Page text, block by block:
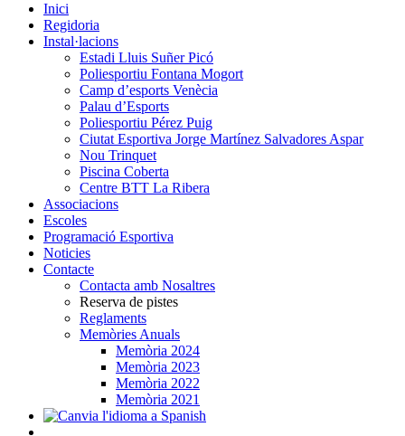
Inici
Regidoria
Instal·lacions
Estadi Lluis Suñer Picó
Poliesportiu Fontana Mogort
Camp d’esports Venècia
Palau d’Esports
Poliesportiu Pérez Puig
Ciutat Esportiva Jorge Martínez Salvadores Aspar
Nou Trinquet
Piscina Coberta
Centre BTT La Ribera
Associacions
Escoles
Programació Esportiva
Noticies
Contacte
Contacta amb Nosaltres
Reserva de pistes
Reglaments
Memòries Anuals
Memòria 2024
Memòria 2023
Memòria 2022
Memòria 2021